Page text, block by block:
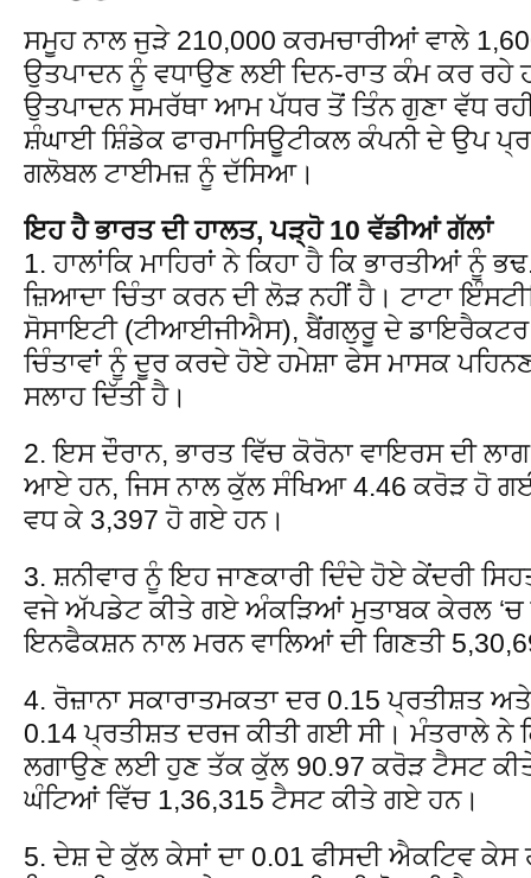
ਸਮੂਹ ਨਾਲ ਜੁੜੇ 210,000 ਕਰਮਚਾਰੀਆਂ ਵਾਲੇ
ਉਤਪਾਦਨ ਨੂੰ ਵਧਾਉਣ ਲਈ ਦਿਨ-ਰਾਤ ਕੰਮ ਕਰ
ਉਤਪਾਦਨ ਸਮਰੱਥਾ ਆਮ ਪੱਧਰ ਤੋਂ ਤਿੰਨ ਗੁਣਾ ਵੱਧ
ਸ਼ੰਘਾਈ ਸ਼ਿੰਡੇਕ ਫਾਰਮਾਸਿਊਟੀਕਲ ਕੰਪਨੀ ਦੇ ਉਪ
ਗਲੋਬਲ ਟਾਈਮਜ਼ ਨੂੰ ਦੱਸਿਆ।
ਇਹ ਹੈ ਭਾਰਤ ਦੀ ਹਾਲਤ, ਪੜ੍ਹੋ 10 ਵੱਡੀਆਂ ਗੱਲਾਂ
1. ਹਾਲਾਂਕਿ ਮਾਹਿਰਾਂ ਨੇ ਕਿਹਾ ਹੈ ਕਿ ਭਾਰਤੀਆਂ ਨੂੰ
ਜ਼ਿਆਦਾ ਚਿੰਤਾ ਕਰਨ ਦੀ ਲੋੜ ਨਹੀਂ ਹੈ। ਟਾਟਾ
ਸੋਸਾਇਟੀ (ਟੀਆਈਜੀਐਸ), ਬੈਂਗਲੁਰੂ ਦੇ ਡਾਇਰੈਕਟਰ
ਚਿੰਤਾਵਾਂ ਨੂੰ ਦੂਰ ਕਰਦੇ ਹੋਏ ਹਮੇਸ਼ਾ ਫੇਸ ਮਾਸਕ
ਸਲਾਹ ਦਿੱਤੀ ਹੈ।
2. ਇਸ ਦੌਰਾਨ, ਭਾਰਤ ਵਿੱਚ ਕੋਰੋਨਾ ਵਾਇਰਸ ਦੀ
ਆਏ ਹਨ, ਜਿਸ ਨਾਲ ਕੁੱਲ ਸੰਖਿਆ 4.46 ਕਰੋੜ ਹੋ
ਵਧ ਕੇ 3,397 ਹੋ ਗਏ ਹਨ।
3. ਸ਼ਨੀਵਾਰ ਨੂੰ ਇਹ ਜਾਣਕਾਰੀ ਦਿੰਦੇ ਹੋਏ ਕੇਂਦਰੀ
ਵਜੇ ਅੱਪਡੇਟ ਕੀਤੇ ਗਏ ਅੰਕੜਿਆਂ ਮੁਤਾਬਕ ਕੇਰਲ ‘ਚ
ਇਨਫੈਕਸ਼ਨ ਨਾਲ ਮਰਨ ਵਾਲਿਆਂ ਦੀ ਗਿਣਤੀ
4. ਰੋਜ਼ਾਨਾ ਸਕਾਰਾਤਮਕਤਾ ਦਰ 0.15 ਪ੍ਰਤੀਸ਼ਤ
0.14 ਪ੍ਰਤੀਸ਼ਤ ਦਰਜ ਕੀਤੀ ਗਈ ਸੀ। ਮੰਤਰਾਲੇ ਨੇ
ਲਗਾਉਣ ਲਈ ਹੁਣ ਤੱਕ ਕੁੱਲ 90.97 ਕਰੋੜ ਟੈਸਟ
ਘੰਟਿਆਂ ਵਿੱਚ 1,36,315 ਟੈਸਟ ਕੀਤੇ ਗਏ ਹਨ।
5. ਦੇਸ਼ ਦੇ ਕੁੱਲ ਕੇਸਾਂ ਦਾ 0.01 ਫੀਸਦੀ ਐਕਟਿਵ ਕੇਸ